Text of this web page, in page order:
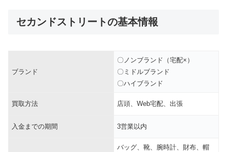
セカンドストリートの基本情報
ブランド
〇ノンブランド（宅配×）
〇ミドルブランド
〇ハイブランド
買取方法 店頭、Web宅配、出張
入金までの期間 3営業以内
バッグ、靴、腕時計、財布、帽